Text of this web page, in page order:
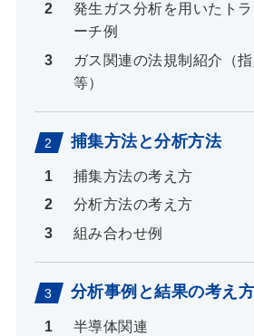
発生ガス分析を用いたト
ーチ例
ガス関連の法規制紹介（
等）
捕集方法と分析方法
捕集方法の考え方
分析方法の考え方
組み合わせ例
分析事例と結果の考え方
半導体関連